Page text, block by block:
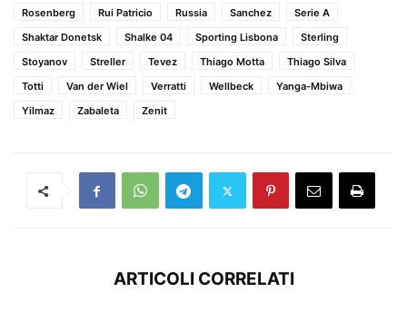
Rosenberg
Rui Patricio Russia Sanchez
Serie A
Shaktar Donetsk
Shalke 04 Sporting Lisbona
Sterling
Stoyanov
Streller Tevez Thiago Motta
Thiago Silva
Totti
Van der Wiel Verratti Wellbeck
Yanga-Mbiwa
Yilmaz
Zabaleta Zenit
ARTICOLI CORRELATI